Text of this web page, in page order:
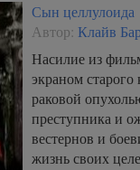
Сын целлулоида
Автор: Клайв
Насилие из
экраном старого
раковой
преступника и
вестернов и
жизнь своих